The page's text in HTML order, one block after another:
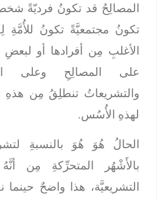
المصالِحُ قد تكونُ فرديّةً
تكونُ مجتمعيَّةً تكونُ للأُمَّةِ
الأغلبِ مِن أفرادها أو لبعضِ
على المصالِحِ وعلى
والتشريعاتُ تنطلِقُ مِن هذهِ
لهذهِ الأُسُس.
الحالُ هُوَ هُوَ بالنسبةِ
بالأَشْهُر المتحرِّكةِ مِن
التشريعيَّة، هذا واضحٌ حينما